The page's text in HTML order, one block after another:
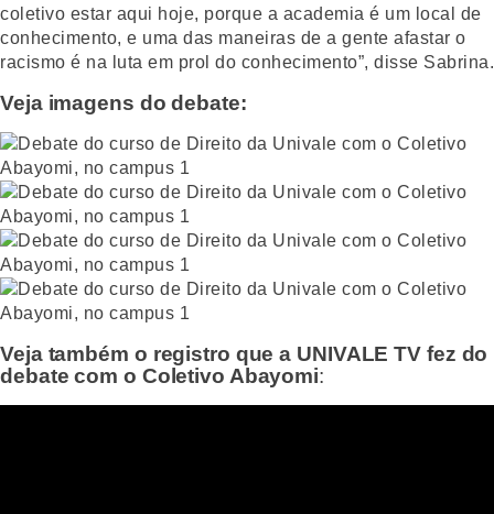
coletivo estar aqui hoje, porque a academia é um local de
conhecimento, e uma das maneiras de a gente afastar o
racismo é na luta em prol do conhecimento”, disse Sabrina.
Veja imagens do debate:
Veja também o registro que a UNIVALE TV fez do
debate com o Coletivo Abayomi: